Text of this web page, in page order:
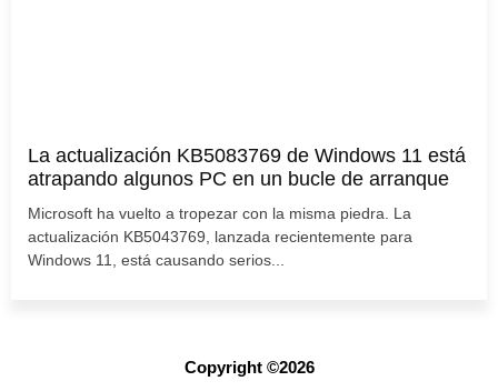
La actualización KB5083769 de Windows 11 está
atrapando algunos PC en un bucle de arranque
Microsoft ha vuelto a tropezar con la misma piedra. La
actualización KB5043769, lanzada recientemente para
Windows 11, está causando serios...
Copyright ©2026